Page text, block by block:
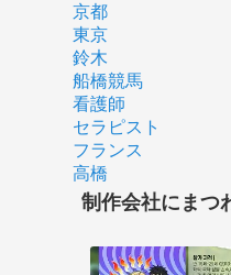
京都
東京
鈴木
船橋競馬
看護師
セラピスト
フランス
高橋
制作会社にまつ